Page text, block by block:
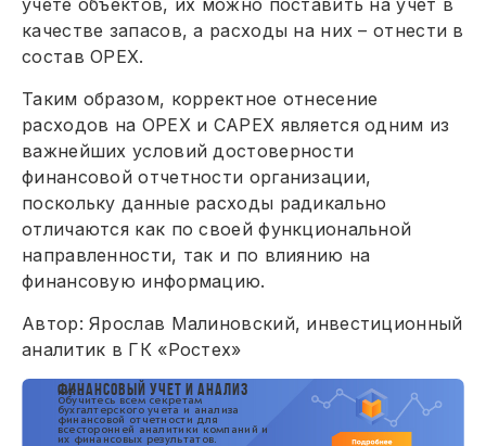
качестве запасов, а расходы на них – отнести в
состав ОРЕХ.
Таким образом, корректное отнесение
расходов на ОРЕХ и САРЕХ является одним из
важнейших условий достоверности
финансовой отчетности организации,
поскольку данные расходы радикально
отличаются как по своей функциональной
направленности, так и по влиянию на
финансовую информацию.
Автор: Ярослав Малиновский, инвестиционный
аналитик в ГК «Ростех»
КУРС
ФИНАНСОВЫЙ УЧЕТ И АНАЛИЗ
Обучитесь всем секретам
бухгалтерского учета и анализа
финансовой отчетности для
всесторонней аналитики компаний и
их финансовых результатов.